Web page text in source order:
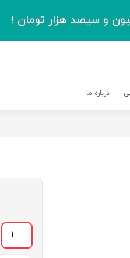
و سیصد هزار تومان !
درباره ما
مجموعه
صفایی